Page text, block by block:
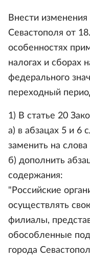
Внести
Севастополя от
особенностях
налогах и сборах
федерального
переходный
1) В статье 20
а) в абзацах 5 и 6
заменить на
б) дополнить
содержания:
"Российские
осуществлять
филиалы,
обособленные
города